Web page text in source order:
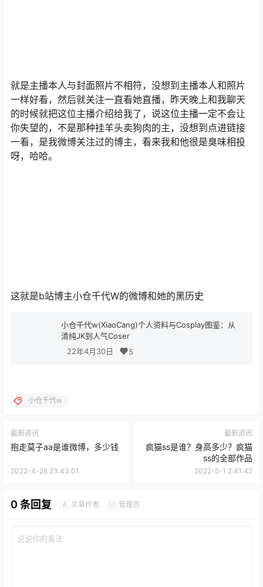
就是主播本人与封面照片不相符，没想到主播本人和照片
一样好看，然后就关注一直看她直播，昨天晚上和我聊天
的时候就把这位主播介绍给我了，说这位主播一定不会让
你失望的，不是那种挂羊头卖狗肉的主，没想到点进链接
一看，是我微博关注过的博主，看来我和他很是臭味相投
呀，哈哈。
这就是b站博主小仓千代W的微博和她的黑历史
小仓千代w(XiaoCang)个人资料与Cosplay图鉴：从
清纯JK到人气Coser
22年4月30日
5
小仓千代w
最新资讯
抱走莫子aa是谁微博，多少钱
2022-4-28 23:43:01
最新资讯
疯猫ss是谁？身高多少？疯猫
ss的全部作品
2022-5-1 2:41:42
0 条回复 A 文章作者 M 管理员